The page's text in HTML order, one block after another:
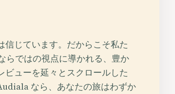
じています。だからこそ私た
らではの視点に導かれる、豊か
ューを延々とスクロールした
なら、あなたの旅はわずか